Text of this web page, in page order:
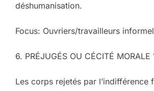
déshumanisation.
Focus: Ouvriers/travailleurs
6. PRÉJUGÉS OU CÉCITÉ MORALE
Les corps rejetés par l’indifférence